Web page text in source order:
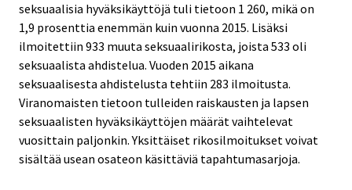
seksuaalisia hyväksikäyttöjä tuli tietoon 1 260, mikä on
1,9 prosenttia enemmän kuin vuonna 2015. Lisäksi
ilmoitettiin 933 muuta seksuaalirikosta, joista 533 oli
seksuaalista ahdistelua. Vuoden 2015 aikana
seksuaalisesta ahdistelusta tehtiin 283 ilmoitusta.
Viranomaisten tietoon tulleiden raiskausten ja lapsen
seksuaalisten hyväksikäyttöjen määrät vaihtelevat
vuosittain paljonkin. Yksittäiset rikosilmoitukset voivat
sisältää usean osateon käsittäviä tapahtumasarjoja.